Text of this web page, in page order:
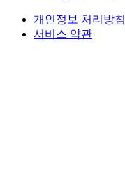
개인정보 처리방침
서비스 약관